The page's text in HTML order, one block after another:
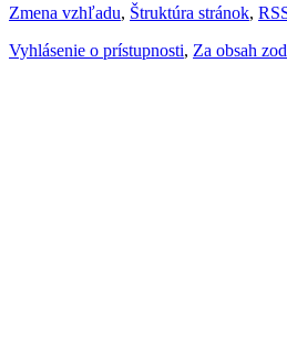
Zmena vzhľadu, Štruktúra stránok,
Vyhlásenie o prístupnosti, Za obsah